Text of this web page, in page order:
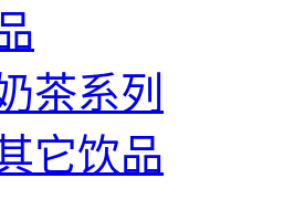
茶系列
它饮品